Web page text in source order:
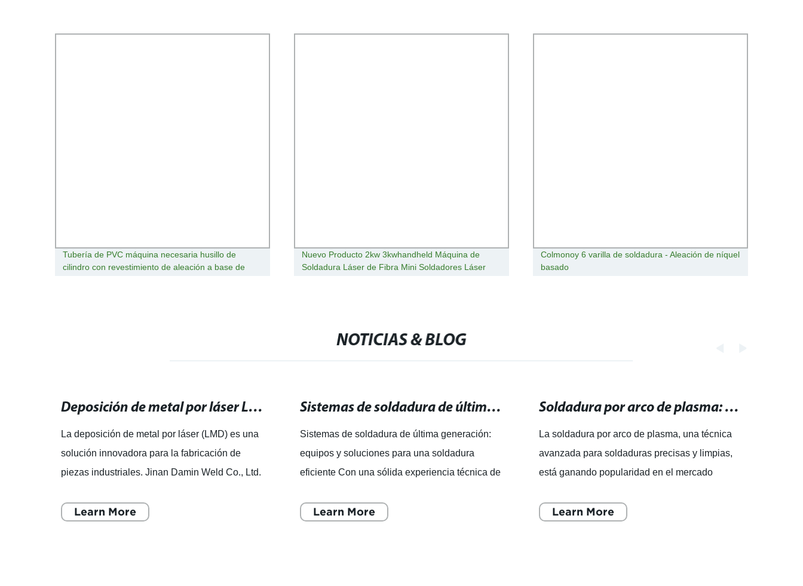
Tubería de PVC máquina necesaria husillo de
cilindro con revestimiento de aleación a base de
Nuevo Producto 2kw 3kwhandheld Máquina de
Soldadura Láser de Fibra Mini Soldadores Láser
Colmonoy 6 varilla de soldadura - Aleación de níquel
basado
NOTICIAS & BLOG
Deposición de metal por láser LMD: la solución innovadora para la fabricación de piezas industriales.
La deposición de metal por láser (LMD) es una
solución innovadora para la fabricación de
piezas industriales. Jinan Damin Weld Co., Ltd.
una sólid
Learn More
Sistemas de soldadura de última generación: equipos y soluciones para una soldadura eficiente
Sistemas de soldadura de última generación:
equipos y soluciones para una soldadura
eficiente Con una sólida experiencia técnica de
fabricante y exportador l
Learn More
Soldadura por arco de plasma: técnica avanzada para soldaduras precisas y limpias.
La soldadura por arco de plasma, una técnica
avanzada para soldaduras precisas y limpias,
está ganando popularidad en el mercado
técnica, que utiliza un arco
Learn More